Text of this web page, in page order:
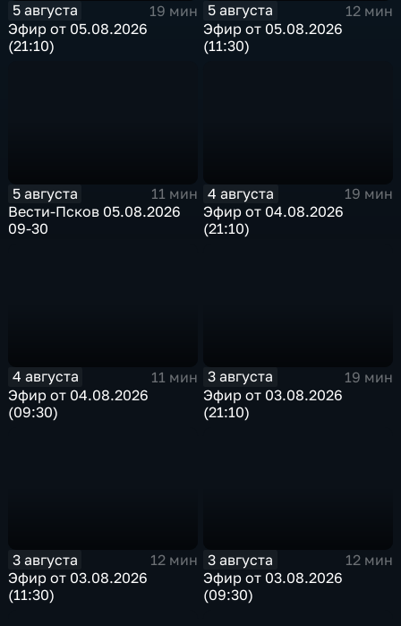
5 августа
19 мин
Эфир от 05.08.2026
(21:10)
5 августа
12 мин
Эфир от 05.08.2026
(11:30)
5 августа
11 мин
Вести-Псков 05.08.2026
09-30
4 августа
19 мин
Эфир от 04.08.2026
(21:10)
4 августа
11 мин
Эфир от 04.08.2026
(09:30)
3 августа
19 мин
Эфир от 03.08.2026
(21:10)
3 августа
12 мин
Эфир от 03.08.2026
(11:30)
3 августа
12 мин
Эфир от 03.08.2026
(09:30)